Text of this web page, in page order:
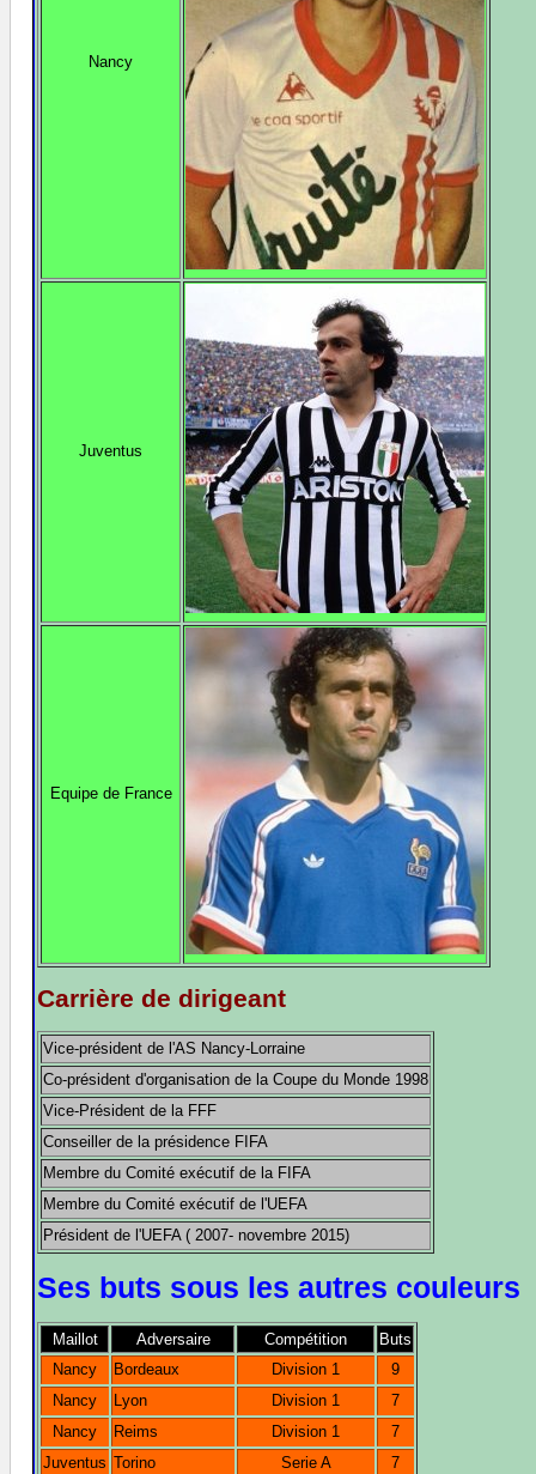
Nancy
Juventus
Equipe de France
Carrière de dirigeant
Vice-président de l'AS Nancy-Lorraine
Co-président d'organisation de la Coupe du Monde 1998
Vice-Président de la FFF
Conseiller de la présidence FIFA
Membre du Comité exécutif de la FIFA
Membre du Comité exécutif de l'UEFA
Président de l'UEFA ( 2007- novembre 2015)
Ses buts sous les autres couleurs
Maillot Adversaire Compétition
Buts
Nancy
Bordeaux Division 1
9
Nancy
Lyon Division 1
7
Nancy
Reims Division 1
7
Juventus Torino Serie A
7